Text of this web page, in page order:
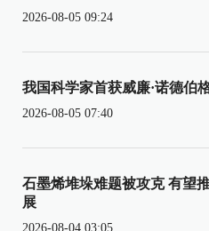
2026-08-05 09:24
我国科学家首获威廉·诺德伯
2026-08-05 07:40
石墨烯堆垛难题被攻克 有望
展
2026-08-04 03:05